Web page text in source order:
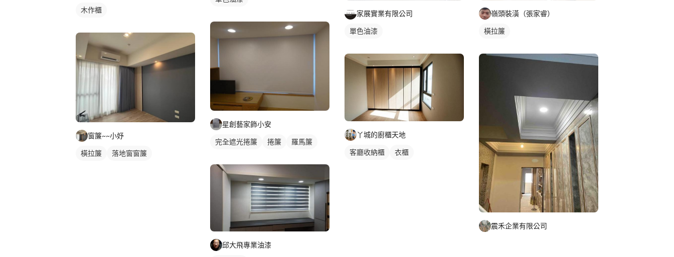
木作櫃
窗簾~~小妤
橫拉簾 落地窗窗簾
星創藝家飾小安
完全遮光捲簾 捲簾 羅馬簾
邱大飛專業油漆
家展實業有限公司
單色油漆
丫城的廚櫃天地
客廳收納櫃 衣櫃
嶺頭裝潢（張家睿）
橫拉簾
震禾企業有限公司